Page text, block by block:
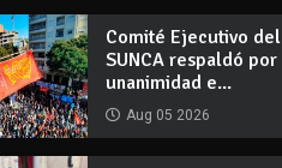
Comité Ejecutivo del
SUNCA respaldó por
unanimidad e...
Aug 05 2026